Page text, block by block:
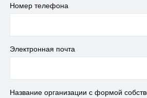
Номер телефона
Электронная почта
Название организации с формой